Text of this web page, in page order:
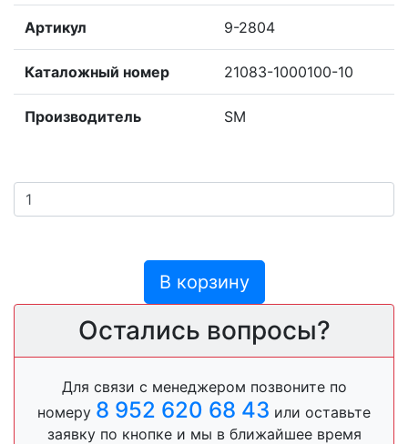
Артикул 9-2804
Каталожный номер 21083-1000100-10
Производитель SM
В корзину
Остались вопросы?
Для связи с менеджером позвоните по
номеру 8 952 620 68 43 или оставьте
заявку по кнопке и мы в ближайшее время